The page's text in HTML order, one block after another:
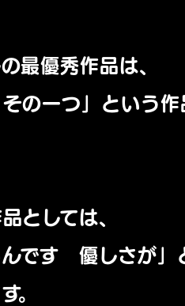
最優秀作品は、
の一つ」という作
としては、
です 優しさが」
。